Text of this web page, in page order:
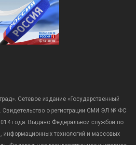
Сетевое издание «Государственный
Свидетельство о регистрации СМИ ЭЛ № ФС
года. Выдано Федеральной службой по
информационных технологий и массовых